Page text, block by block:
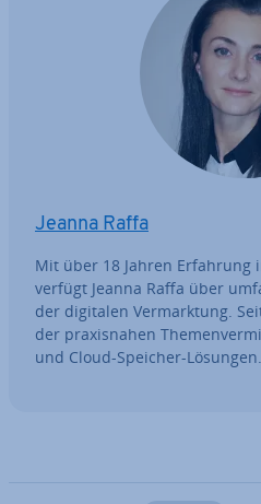
Jeanna Raffa
Mit über 18 Jahren Erfahrung
verfügt Jeanna Raffa über
der digitalen Ver­mark­tung.
der pra­xis­na­hen
und Cloud-Speicher-Lösungen.